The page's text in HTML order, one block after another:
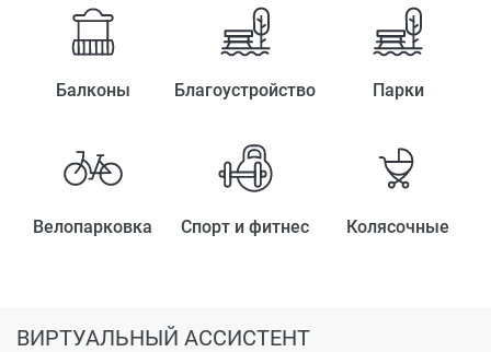
Балконы Благоустройство Парки
Велопарковка Спорт и фитнес Колясочные
ВИРТУАЛЬНЫЙ АССИСТЕНТ